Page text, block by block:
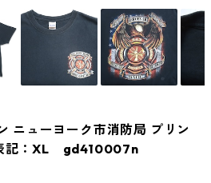
ニューヨーク市消防局 プリン
記：XL gd410007n